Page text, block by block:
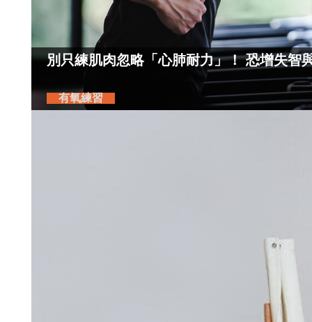
別只練肌肉忽略「心肺耐力」！ 恐增失智
有氧練習